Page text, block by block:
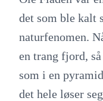
det som ble kalt
naturfenomen.
en trang fjord,
som i en
det hele løser